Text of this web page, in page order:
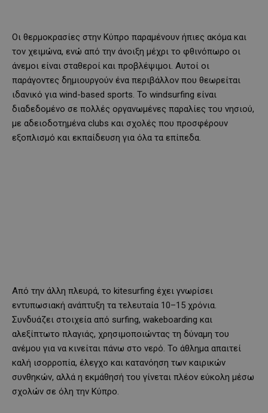
Οι θερμοκρασίες στην Κύπρο παραμένουν ήπιες ακόμα και
τον χειμώνα, ενώ από την άνοιξη μέχρι το φθινόπωρο οι
άνεμοι είναι σταθεροί και προβλέψιμοι. Αυτοί οι
παράγοντες δημιουργούν ένα περιβάλλον που θεωρείται
ιδανικό για wind-based sports. Το windsurfing είναι
διαδεδομένο σε πολλές οργανωμένες παραλίες του νησιού,
με αδειοδοτημένα clubs και σχολές που προσφέρουν
εξοπλισμό και εκπαίδευση για όλα τα επίπεδα.
Από την άλλη πλευρά, το kitesurfing έχει γνωρίσει
εντυπωσιακή ανάπτυξη τα τελευταία 10–15 χρόνια.
Συνδυάζει στοιχεία από surfing, wakeboarding και
αλεξίπτωτο πλαγιάς, χρησιμοποιώντας τη δύναμη του
ανέμου για να κινείται πάνω στο νερό. Το άθλημα απαιτεί
καλή ισορροπία, έλεγχο και κατανόηση των καιρικών
συνθηκών, αλλά η εκμάθησή του γίνεται πλέον εύκολη μέσω
σχολών σε όλη την Κύπρο.